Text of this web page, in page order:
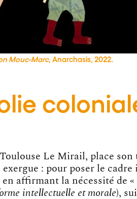
Mouc-Marc, Anarchasis, 2022.
Le Mirail, place son
: pour poser le cadre
affirmant la nécessité de
intellectuelle et morale),